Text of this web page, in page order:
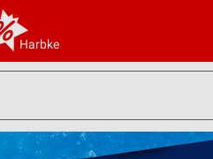
Harbke